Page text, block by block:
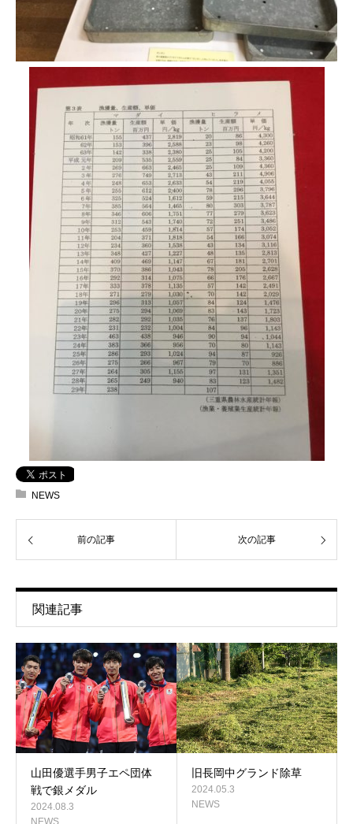
NEWS
前の記事 次の記事
関連記事
山田優選手男子エペ団体
戦で銀メダル
2024.08.3
NEWS
旧長岡中グランド除草
2024.05.3
NEWS